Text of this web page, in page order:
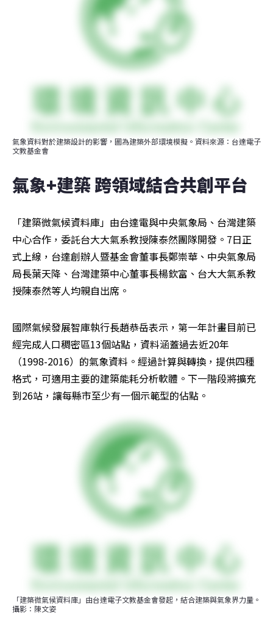
氣象資料對於建築設計的影響，圖為建築外部環境模擬。資料來源：台達電子
文教基金會
氣象+建築 跨領域結合共創平台
「建築微氣候資料庫」由台達電與中央氣象局、台灣建築
中心合作，委託台大大氣系教授陳泰然團隊開發。7日正
式上線，台達創辦人暨基金會董事長鄭崇華、中央氣象局
局長葉天降、台灣建築中心董事長楊欽富、台大大氣系教
授陳泰然等人均親自出席。
國際氣候發展智庫執行長趙恭岳表示，第一年計畫目前已
經完成人口稠密區13個站點，資料涵蓋過去近20年
（1998-2016）的氣象資料。經過計算與轉換，提供四種
格式，可適用主要的建築能耗分析軟體。下一階段將擴充
到26站，讓每縣市至少有一個示範型的佔點。
「建築微氣候資料庫」由台達電子文教基金會發起，結合建築與氣象界力量。
攝影：陳文姿